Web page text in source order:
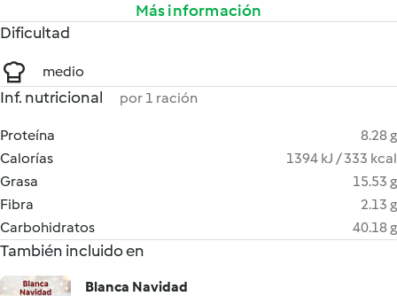
Más información
Dificultad
medio
Inf. nutricional por 1 ración
Proteína
8.28 g
Calorías
1394 kJ / 333 kcal
Grasa
15.53 g
Fibra
2.13 g
Carbohidratos
40.18 g
También incluido en
Blanca Navidad